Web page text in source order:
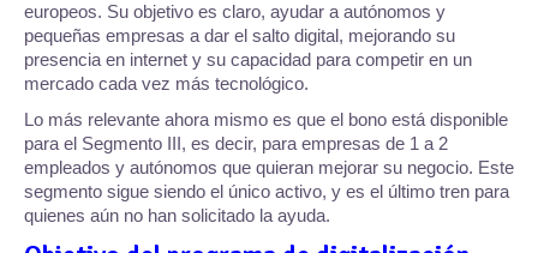
europeos. Su objetivo es claro, ayudar a autónomos y
pequeñas empresas a dar el salto digital, mejorando su
presencia en internet y su capacidad para competir en un
mercado cada vez más tecnológico.
Lo más relevante ahora mismo es que el bono está disponible
para el Segmento III, es decir, para empresas de 1 a 2
empleados y autónomos que quieran mejorar su negocio. Este
segmento sigue siendo el único activo, y es el último tren para
quienes aún no han solicitado la ayuda.